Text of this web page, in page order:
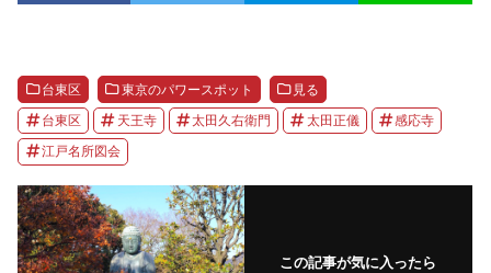
台東区 東京のパワースポット 見る
台東区 天王寺 太田久右衛門 太田正儀 感応寺
江戸名所図会
この記事が気に入ったら